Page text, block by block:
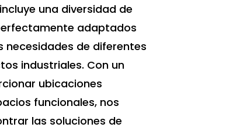
una diversidad de
adaptados
necesidades de diferentes
industriales. Con un
ubicaciones
funcionales, nos
las soluciones de